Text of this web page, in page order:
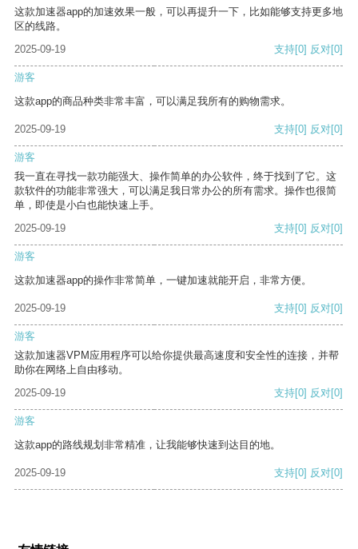
这款加速器app的加速效果一般，可以再提升一下，比如能够支持更多地
区的线路。
2025-09-19
支持[0] 反对[0]
游客
这款app的商品种类非常丰富，可以满足我所有的购物需求。
2025-09-19 支持[0] 反对[0]
游客
我一直在寻找一款功能强大、操作简单的办公软件，终于找到了它。这
款软件的功能非常强大，可以满足我日常办公的所有需求。操作也很简
单，即使是小白也能快速上手。
2025-09-19
支持[0] 反对[0]
游客
这款加速器app的操作非常简单，一键加速就能开启，非常方便。
2025-09-19 支持[0] 反对[0]
游客
这款加速器VPM应用程序可以给你提供最高速度和安全性的连接，并帮
助你在网络上自由移动。
2025-09-19
支持[0] 反对[0]
游客
这款app的路线规划非常精准，让我能够快速到达目的地。
2025-09-19 支持[0] 反对[0]